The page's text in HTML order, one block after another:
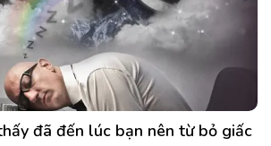
đã đến lúc bạn nên từ bỏ giấc